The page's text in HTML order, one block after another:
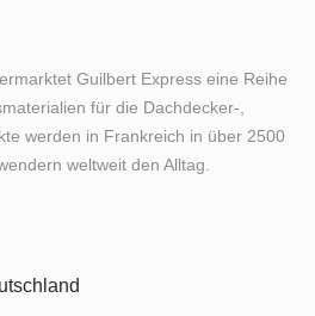
Guilbert Express eine Reihe
für die Dachdecker-,
werden in Frankreich in über 2500
weltweit den Alltag.